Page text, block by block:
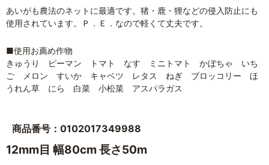
あいがも農法のネットに最適です。猪・鹿・狸などの侵入防止にも
使用されています。Ｐ．Ｅ．なので軽くて丈夫です。
■使用お薦め作物
きゅうり ピーマン トマト なす ミニトマト かぼちゃ いち
ご メロン すいか キャベツ レタス ねぎ ブロッコリー ほ
うれん草 にら 白菜 小松菜 アスパラガス
商品番号：0102017349988
12mm目 幅80cm 長さ50m